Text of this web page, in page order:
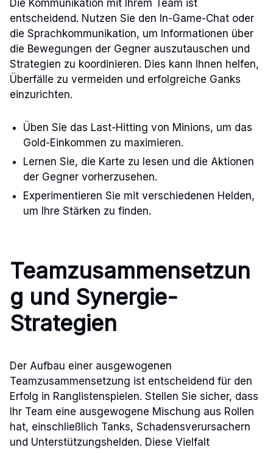
Die Kommunikation mit Ihrem Team ist
entscheidend. Nutzen Sie den In-Game-Chat oder
die Sprachkommunikation, um Informationen über
die Bewegungen der Gegner auszutauschen und
Strategien zu koordinieren. Dies kann Ihnen helfen,
Überfälle zu vermeiden und erfolgreiche Ganks
einzurichten.
Üben Sie das Last-Hitting von Minions, um das
Gold-Einkommen zu maximieren.
Lernen Sie, die Karte zu lesen und die Aktionen
der Gegner vorherzusehen.
Experimentieren Sie mit verschiedenen Helden,
um Ihre Stärken zu finden.
Teamzusammensetzun
g und Synergie-
Strategien
Der Aufbau einer ausgewogenen
Teamzusammensetzung ist entscheidend für den
Erfolg in Ranglistenspielen. Stellen Sie sicher, dass
Ihr Team eine ausgewogene Mischung aus Rollen
hat, einschließlich Tanks, Schadensverursachern
und Unterstützungshelden. Diese Vielfalt